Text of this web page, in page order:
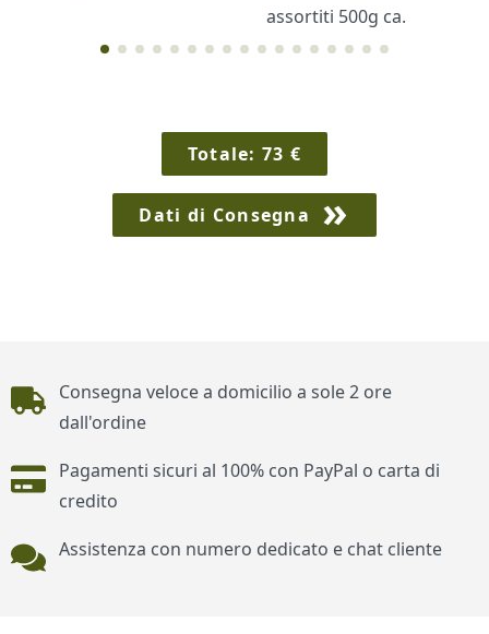
assortiti 500g ca.
Totale:73 €
Dati di Consegna
Piè di pagina
Consegna veloce a domicilio a sole 2 ore
dall'ordine
Pagamenti sicuri al 100% con PayPal o carta di
credito
Assistenza con numero dedicato e chat cliente